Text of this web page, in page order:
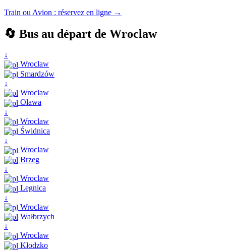
Train ou Avion : réservez en ligne →
🔄 Bus au départ de Wroclaw
↓
Wroclaw
Smardzów
↓
Wroclaw
Oława
↓
Wroclaw
Świdnica
↓
Wroclaw
Brzeg
↓
Wroclaw
Legnica
↓
Wroclaw
Wałbrzych
↓
Wroclaw
Kłodzko